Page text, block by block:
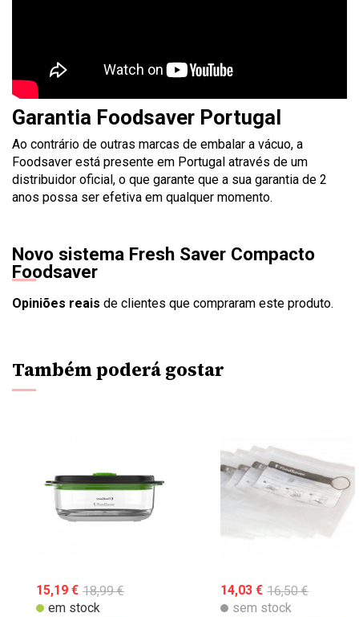
Garantia Foodsaver Portugal
Ao contrário de outras marcas de embalar a vácuo, a
Foodsaver está presente em Portugal através de um
distribuidor oficial, o que garante que a sua garantia de 2
anos possa ser efetiva em qualquer momento.
Novo sistema Fresh Saver Compacto
Foodsaver
Opiniões reais de clientes que compraram este produto.
Também poderá gostar
15,19 € 18,99 €
em stock
14,03 € 16,50 €
sem stock